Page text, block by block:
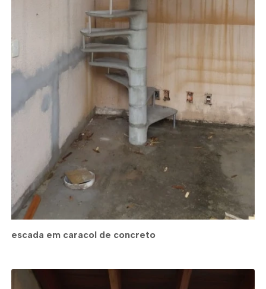
escada em caracol de concreto